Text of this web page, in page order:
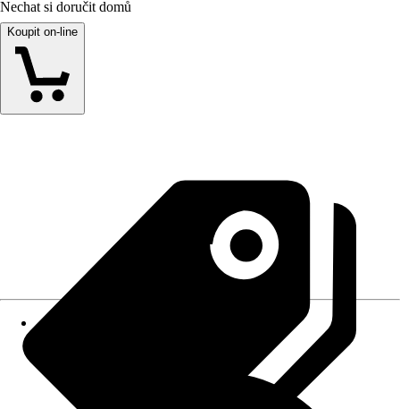
Nechat si doručit domů
Koupit on-line